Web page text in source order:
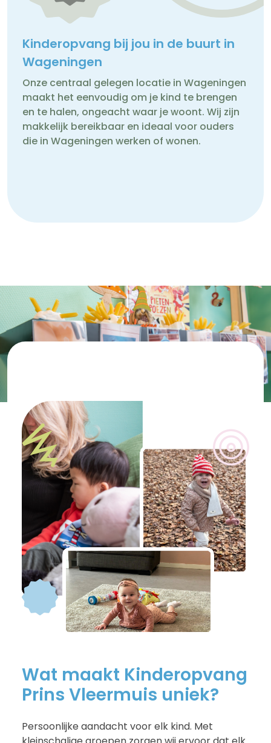
Kinderopvang bij jou in de buurt in
Wageningen
Onze centraal gelegen locatie in Wageningen
maakt het eenvoudig om je kind te brengen
en te halen, ongeacht waar je woont. Wij zijn
makkelijk bereikbaar en ideaal voor ouders
die in Wageningen werken of wonen.
Wat maakt Kinderopvang
Prins Vleermuis uniek?
Persoonlijke aandacht voor elk kind. Met